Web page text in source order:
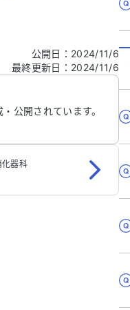
人情報は入れないでくだ
公開日 ： 2024/11/6
最終更新日 ： 2024/11/6
公開されています。
器科